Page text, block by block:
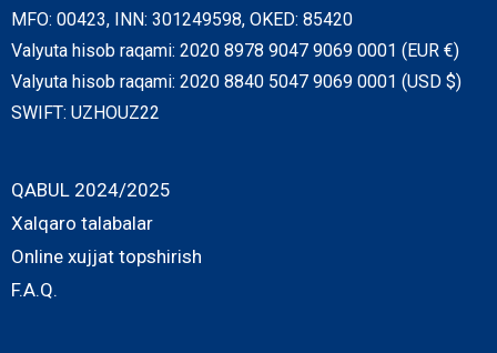
MFO: 00423, INN: 301249598, OKED: 85420
Valyuta hisob raqami: 2020 8978 9047 9069 0001 (EUR €)
Valyuta hisob raqami: 2020 8840 5047 9069 0001 (USD $)
SWIFT: UZHOUZ22
QABUL 2024/2025
Xalqaro talabalar
Online xujjat topshirish
F.A.Q.